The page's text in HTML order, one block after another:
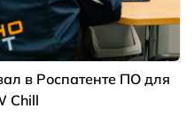
в Роспатенте ПО для
Chill